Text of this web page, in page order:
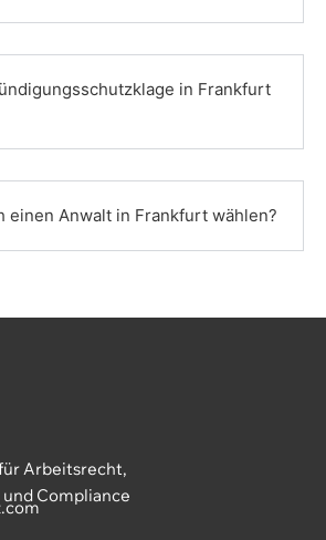
in Frankfurt
einen Anwalt in Frankfurt wählen?
Arbeitsrecht,
Compliance